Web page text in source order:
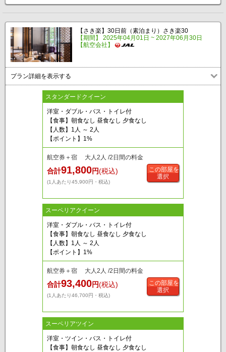
【さき楽】30日前（素泊まり）さき楽30
【期間】 2025年04月01日 ~ 2027年06月30日
【航空会社】
プラン詳細を表示する
スタンダードクイーン
洋室・ダブル・バス・トイレ付
【食事】朝食なし 昼食なし 夕食なし
【人数】1人 ～ 2人
【ポイント】1%
航空券＋宿 大人2人 /2日間の料金
合計91,800円(税込)
(1人あたり45,900円・税込)
この部屋を
選択
スーペリアクイーン
洋室・ダブル・バス・トイレ付
【食事】朝食なし 昼食なし 夕食なし
【人数】1人 ～ 2人
【ポイント】1%
航空券＋宿 大人2人 /2日間の料金
合計93,400円(税込)
(1人あたり46,700円・税込)
この部屋を
選択
スーペリアツイン
洋室・ツイン・バス・トイレ付
【食事】朝食なし 昼食なし 夕食なし